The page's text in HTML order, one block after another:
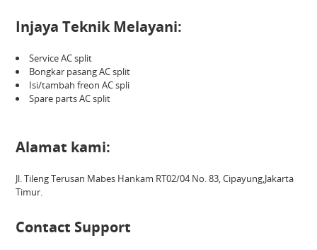
Injaya Teknik Melayani:
Service AC split
Bongkar pasang AC split
Isi/tambah freon AC spli
Spare parts AC split
Alamat kami:
Jl. Tileng Terusan Mabes Hankam RT02/04 No. 83, Cipayung,Jakarta
Timur.
Contact Support